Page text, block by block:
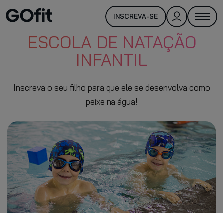
INSCREVA-SE
ESCOLA DE NATAÇÃO
INFANTIL
Inscreva o seu filho para que ele se desenvolva como
peixe na água!